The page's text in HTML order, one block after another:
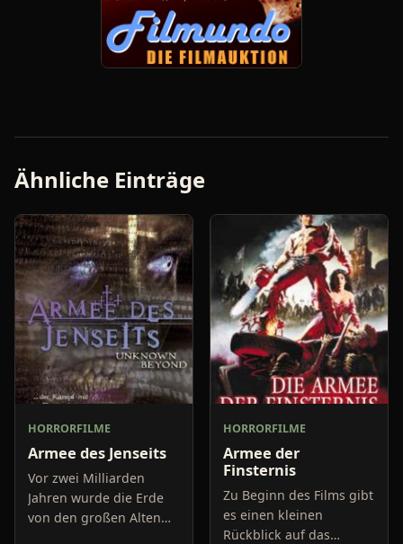
Ähnliche Einträge
HORRORFILME
Armee des Jenseits
Vor zwei Milliarden
Jahren wurde die Erde
von den großen Alten
HORRORFILME
Armee der
Finsternis
Zu Beginn des Films gibt
es einen kleinen
Rückblick auf das